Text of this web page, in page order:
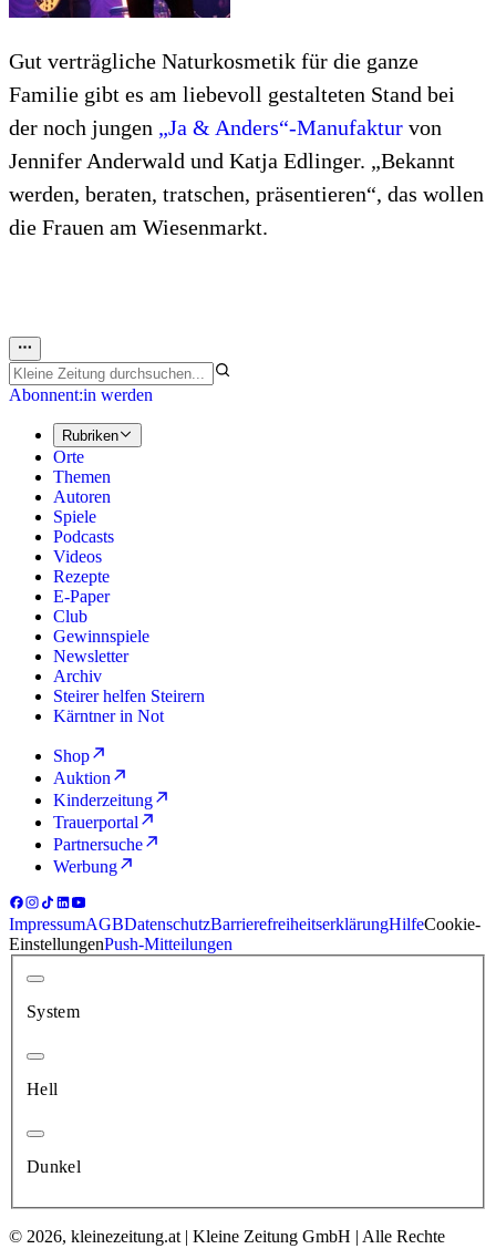
Gut verträgliche Naturkosmetik für die ganze
Familie gibt es am liebevoll gestalteten Stand bei
der noch jungen „Ja & Anders“-Manufaktur von
Jennifer Anderwald und Katja Edlinger. „Bekannt
werden, beraten, tratschen, präsentieren“, das wollen
die Frauen am Wiesenmarkt.
Abonnent:in werden
Rubriken
Orte
Themen
Autoren
Spiele
Podcasts
Videos
Rezepte
E-Paper
Club
Gewinnspiele
Newsletter
Archiv
Steirer helfen Steirern
Kärntner in Not
Shop
Auktion
Kinderzeitung
Trauerportal
Partnersuche
Werbung
ImpressumAGBDatenschutzBarrierefreiheitserklärungHilfeCookie-
EinstellungenPush-Mitteilungen
System
Hell
Dunkel
© 2026, kleinezeitung.at | Kleine Zeitung GmbH | Alle Rechte